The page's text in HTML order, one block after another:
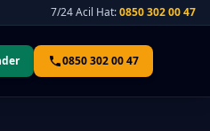
7/24 Acil Hat:0850 302 00 47
0850 302 00 47